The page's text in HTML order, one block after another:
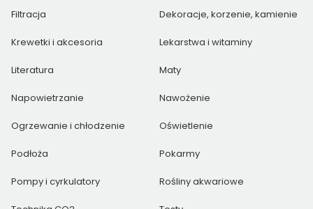
Filtracja Dekoracje, korzenie, kamienie
Krewetki i akcesoria Lekarstwa i witaminy
Literatura Maty
Napowietrzanie Nawożenie
Ogrzewanie i chłodzenie Oświetlenie
Podłoża Pokarmy
Pompy i cyrkulatory Rośliny akwariowe